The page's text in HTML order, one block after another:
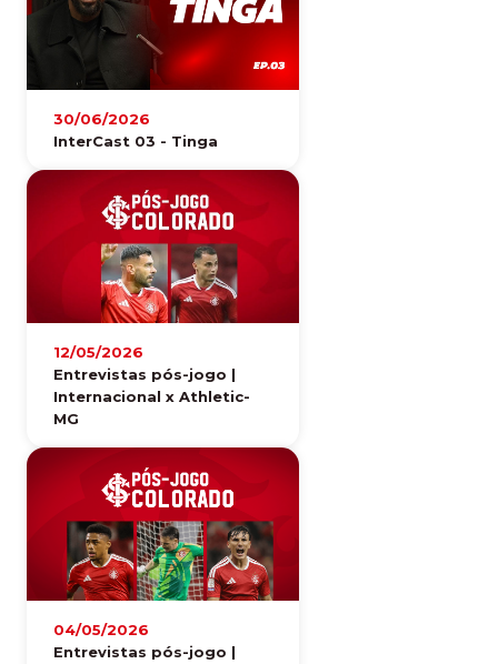
30/06/2026
InterCast 03 - Tinga
12/05/2026
Entrevistas pós-jogo |
Internacional x Athletic-
MG
04/05/2026
Entrevistas pós-jogo |